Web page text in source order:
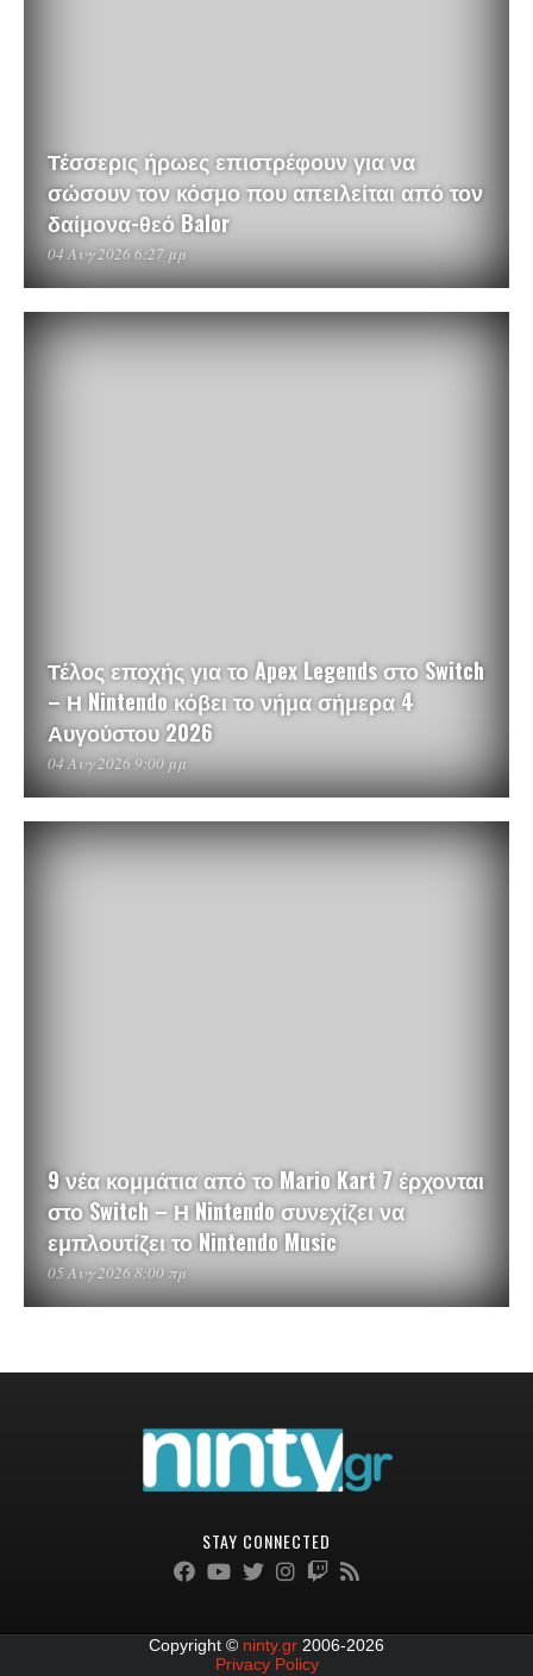
Τέσσερις ήρωες επιστρέφουν για να
σώσουν τον κόσμο που απειλείται από τον
δαίμονα-θεό Balor
04 Αυγ 2026 6:27 μμ
Τέλος εποχής για το Apex Legends στο Switch
– Η Nintendo κόβει το νήμα σήμερα 4
Αυγούστου 2026
04 Αυγ 2026 9:00 μμ
9 νέα κομμάτια από το Mario Kart 7 έρχονται
στο Switch – Η Nintendo συνεχίζει να
εμπλουτίζει το Nintendo Music
05 Αυγ 2026 8:00 πμ
STAY CONNECTED
Copyright © ninty.gr 2006-2026
Privacy Policy